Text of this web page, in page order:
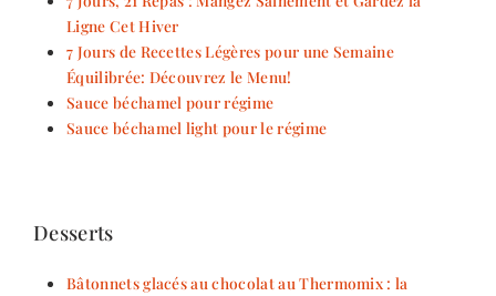
Ligne Cet Hiver
7 Jours de Recettes Légères pour une Semaine
Équilibrée: Découvrez le Menu!
Sauce béchamel pour régime
Sauce béchamel light pour le régime
Desserts
Bâtonnets glacés au chocolat au Thermomix : la